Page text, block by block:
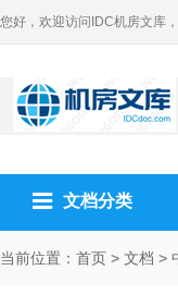
您好，欢迎访问IDC机房文库
文档分类
当前位置： 首页 > 文档 >